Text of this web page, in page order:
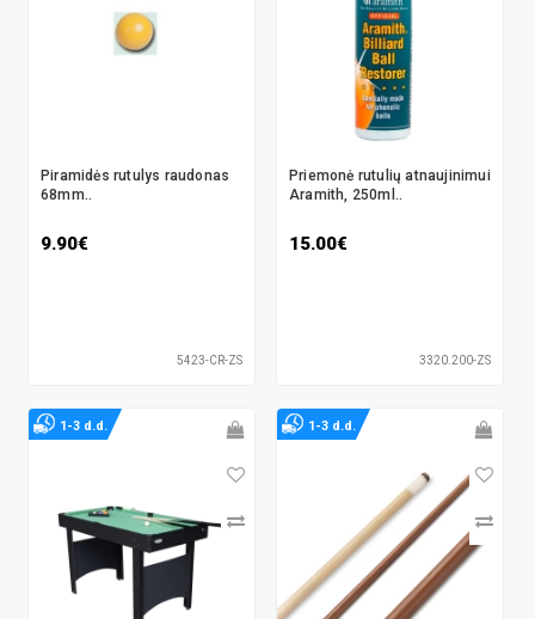
Piramidės rutulys raudonas
68mm..
9.90€
5423-CR-ZS
Priemonė rutulių atnaujinimui
Aramith, 250ml..
15.00€
3320.200-ZS
1-3 d.d. 1-3 d.d.